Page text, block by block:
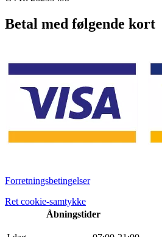
Betal med følgende kort
Forretningsbetingelser
Ret cookie-samtykke
Åbningstider